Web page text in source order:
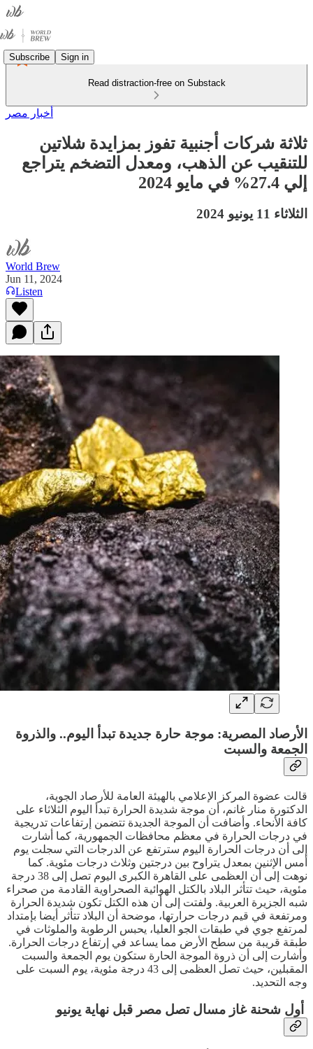
Subscribe Sign in
Read distraction-free on Substack
أخبار مصر
ثلاثة شركات أجنبية تفوز بمزايدة شلاتين
للتنقيب عن الذهب، ومعدل التضخم يتراجع
إلي 27.4% في مايو 2024
الثلاثاء 11 يونيو 2024
World Brew
Jun 11, 2024
Listen
الأرصاد المصرية: موجة حارة جديدة تبدأ اليوم.. والذروة
الجمعة والسبت
قالت عضوة المركز الإعلامي بالهيئة العامة للأرصاد الجوية،
الدكتورة منار غانم، أن موجة شديدة الحرارة تبدأ اليوم الثلاثاء على
كافة الأنحاء. وأضافت أن الموجة الجديدة تتضمن إرتفاعات تدريجية
في درجات الحرارة في معظم محافظات الجمهورية، كما أشارت
إلى أن درجات الحرارة اليوم سترتفع عن الدرجات التي سجلت يوم
أمس الإثنين بمعدل يتراوح بين درجتين وثلاث درجات مئوية. كما
نوهت إلى أن العظمى على القاهرة الكبرى اليوم تصل إلى 38 درجة
مئوية، حيث تتأثر البلاد بالكتل الهوائية الصحراوية القادمة من صحراء
شبه الجزيرة العربية. ولفتت إلى أن هذه الكتل تكون شديدة الحرارة
ومرتفعة في قيم درجات حرارتها، موضحة أن البلاد تتأثر أيضا بإمتداد
لمرتفع جوي في طبقات الجو العليا، يحبس الرطوبة والملوثات في
طبقة قريبة من سطح الأرض مما يساعد في إرتفاع درجات الحرارة.
وأشارت إلى أن ذروة الموجة الحارة ستكون يوم الجمعة والسبت
المقبلين، حيث تصل العظمى إلى 43 درجة مئوية، يوم السبت على
وجه التحديد.
أول شحنة غاز مسال تصل مصر قبل نهاية يونيو